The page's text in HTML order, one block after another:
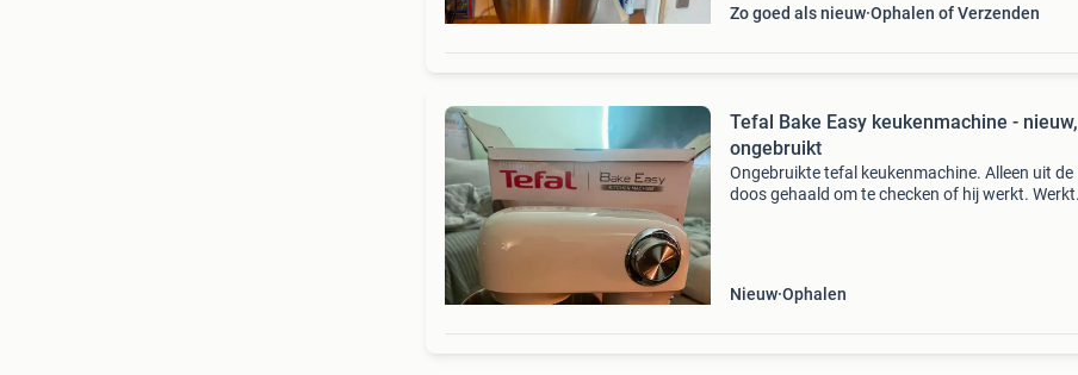
Zo goed als nieuw Ophalen of Verzenden
Tefal Bake Easy keukenmachine - nieuw,
ongebruikt
Ongebruikte tefal keukenmachine. Alleen uit de
doos gehaald om te checken of hij werkt. Werkt
Nieuw Ophalen